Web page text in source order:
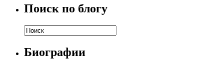
Поиск по блогу
Биографии